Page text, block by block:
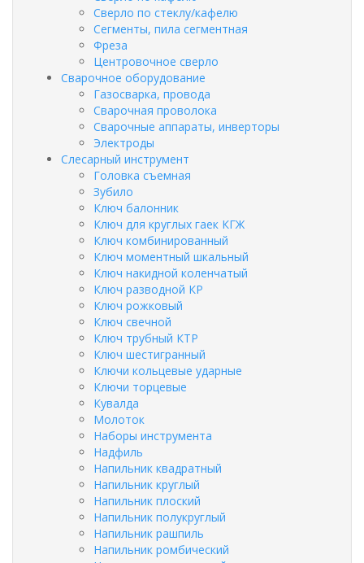
Сверло по стеклу/кафелю
Сегменты, пила сегментная
Фреза
Центровочное сверло
Сварочное оборудование
Газосварка, провода
Сварочная проволока
Сварочные аппараты, инверторы
Электроды
Слесарный инструмент
Головка съемная
Зубило
Ключ балонник
Ключ для круглых гаек КГЖ
Ключ комбинированный
Ключ моментный шкальный
Ключ накидной коленчатый
Ключ разводной КР
Ключ рожковый
Ключ свечной
Ключ трубный КТР
Ключ шестигранный
Ключи кольцевые ударные
Ключи торцевые
Кувалда
Молоток
Наборы инструмента
Надфиль
Напильник квадратный
Напильник круглый
Напильник плоский
Напильник полукруглый
Напильник рашпиль
Напильник ромбический